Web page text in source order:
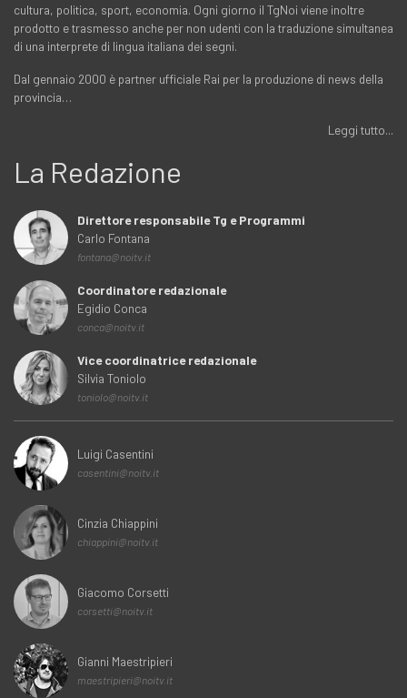
cultura, politica, sport, economia. Ogni giorno il TgNoi viene inoltre
prodotto e trasmesso anche per non udenti con la traduzione simultanea
di una interprete di lingua italiana dei segni.
Dal gennaio 2000 è partner ufficiale Rai per la produzione di news della
provincia…
Leggi tutto...
La Redazione
Direttore responsabile Tg e Programmi
Carlo Fontana
fontana@noitv.it
Coordinatore redazionale
Egidio Conca
conca@noitv.it
Vice coordinatrice redazionale
Silvia Toniolo
toniolo@noitv.it
Luigi Casentini
casentini@noitv.it
Cinzia Chiappini
chiappini@noitv.it
Giacomo Corsetti
corsetti@noitv.it
Gianni Maestripieri
maestripieri@noitv.it